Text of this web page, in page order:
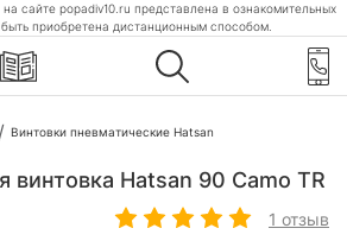
сайте popadiv10.ru представлена в ознакомительных
приобретена дистанционным способом.
Винтовки пневматические Hatsan
винтовка Hatsan 90 Camo TR
1 отзыв